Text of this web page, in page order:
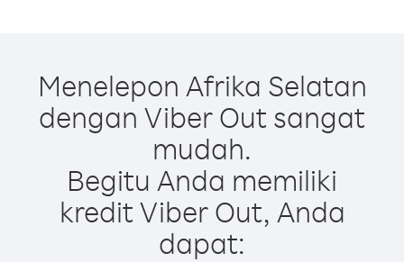
Menelepon Afrika Selatan
dengan Viber Out sangat
mudah.
Begitu Anda memiliki
kredit Viber Out, Anda
dapat: